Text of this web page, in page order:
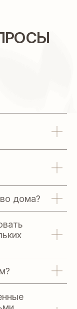
дома?